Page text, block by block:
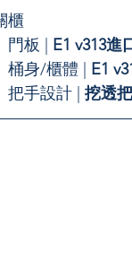
櫃
門板 | E1 v313進
桶身/櫃體 | E1
把手設計 | 挖透